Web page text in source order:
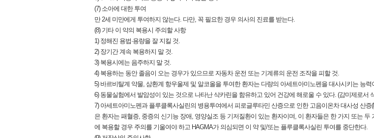
(7) 소아에 대한 투여
만 2세 미만에게 투여하지 않는다. 다만, 꼭 필요한 경우 의사의 진료를 받는다.
(8) 기타 이 약의 복용시 주의할 사항
1) 정해진 용법·용량을 잘 지킬 것.
2) 장기간 계속 복용하지 말 것.
3) 복용시에는 음주하지 말 것.
4) 복용하는 동안 졸음이 오는 경우가 있으므로 자동차 운전 또는 기계류의 운전 조작을 피할 것.
5) 바르비탈계 약물, 삼환계 항우울제 및 알코올을 투여한 환자는 다량의 아세트아미노펜을 대사시키는 능
6) 동물실험에서 발암성이 있는 것으로 나타난 삭카린을 함유하고 있어 건강에 해로울 수 있다. (감미제로서
7) 아세트아미노펜과 플루클록사실린의 병용투여에서 피로글루타민 산증으로 인한 고음이온차 대사성 산증
은 환자는 패혈증, 중증의 신기능 장애, 영양실조 등 기저질환이 있는 환자이며, 이 환자들은 한 가지 또는
에 복용할 경우 주의를 기울여야 하고 HAGMA가 의심되면 이 약 및/또는 플루클록사실린 투여를 중단한다.